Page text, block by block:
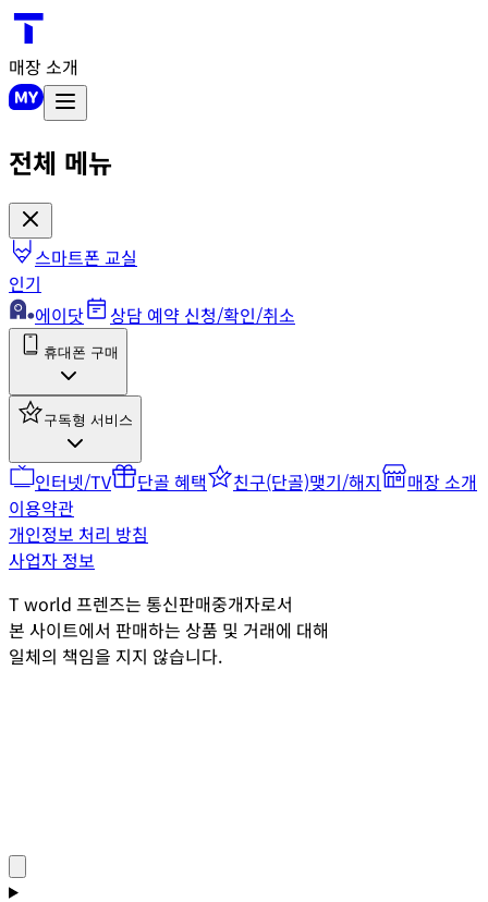
매장 소개
전체 메뉴
스마트폰 교실
인기
에이닷
상담 예약 신청/확인/취소
휴대폰 구매
구독형 서비스
인터넷/TV 단골 혜택 친구(단골)맺기/해지
매장 소개
이용약관
개인정보 처리 방침
사업자 정보
T world 프렌즈는 통신판매중개자로서
본 사이트에서 판매하는 상품 및 거래에 대해
일체의 책임을 지지 않습니다.